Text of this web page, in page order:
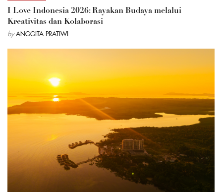
I Love Indonesia 2026: Rayakan Budaya melalui
Kreativitas dan Kolaborasi
by ANGGITA PRATIWI